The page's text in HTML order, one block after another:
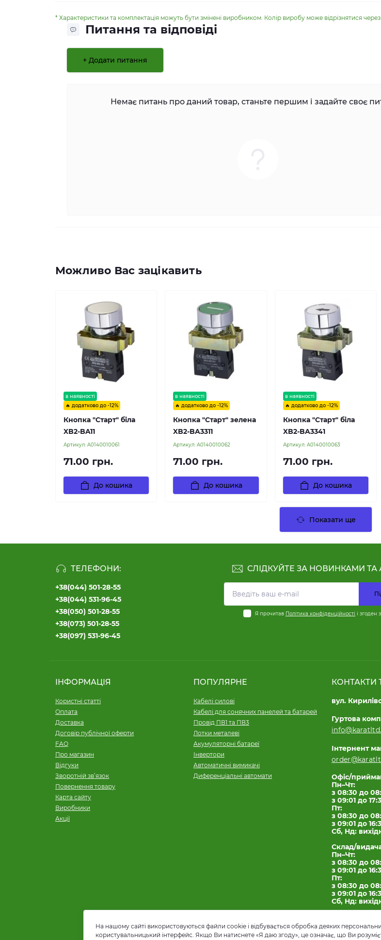
* Характеристики та комплектація можуть бути змінені виробником. Колір виробу може відрізнятися
Питання та відповіді
+ Додати питання
Немає питань про даний товар, станьте першим і задайте своє
Можливо Вас зацікавить
в наявності
🔥 додатково до -12%
Кнопка "Старт" біла
XB2-BA11
Артикул: A0140010061
71.00 грн.
До кошика
в наявності
🔥 додатково до -12%
Кнопка "Старт" зелена
XB2-BA3311
Артикул:A0140010062
71.00 грн.
До кошика
в наявності
🔥 додатково до -12%
Кнопка "Старт" біла
XB2-BA3341
Артикул: A0140010063
71.00 грн.
До кошика
Показати ще
ТЕЛЕФОНИ:
+38(044) 501-28-55
+38(044) 531-96-45
+38(050) 501-28-55
+38(073) 501-28-55
+38(097) 531-96-45
СЛІДКУЙТЕ ЗА НОВИНКАМИ ТА
Я прочитав Політика конфіденційності і згоден
ІНФОРМАЦІЯ
Користні статті
Оплата
Доставка
Договір публічної оферти
FAQ
Про магазин
Відгуки
Зворотній зв’язок
Повернення товару
Карта сайту
Виробники
Акції
ПОПУЛЯРНЕ
Кабелі силові
Кабелі для сонячних панелей та батарей
Провід ПВ1 та ПВ3
Лотки металеві
Акумуляторні батареї
Інвертори
Автоматичні вимикачі
Диференціальні автомати
КОНТАКТИ
вул.
Гуртова
Інтернент
Офіс/
Пн–Чт:
з 08:30 до
з 09:01 до
Пт:
з 08:30 до
з 09:01 до
Сб, Нд:
Склад/
Пн–Чт:
з 08:30 до
з 09:01 до
Пт:
з 08:30 до
з 09:01 до
Сб, Нд:
На нашому сайті використовуються файли cookie і відбувається обробка деяких
користувальницький інтерфейс. Якщо Ви натиснете «Я даю згоду», це означає, що Ви